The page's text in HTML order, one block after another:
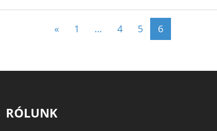
Posts navigation
« 1 … 4 5 6
RÓLUNK